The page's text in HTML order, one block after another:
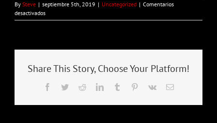
By Steve | septiembre 5th, 2019 | Uncategorized | Comentarios
desactivadosen
PALO!
Share This Story, Choose Your Platform!
Facebook
TwitterRedditLinkedInTumblr Pinterest
Vk Email